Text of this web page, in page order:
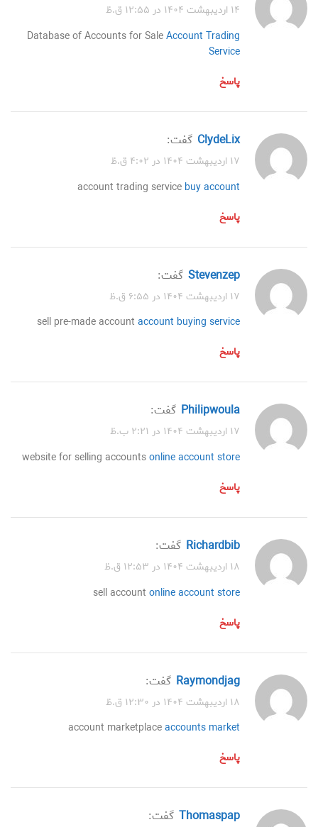
۱۴ اردیبهشت ۱۴۰۴ در ۱۲:۵۵ ق.ظ
Database of Accounts for SaleAccount Trading
Service
پاسخ
ClydeLix گفت:
۱۷ اردیبهشت ۱۴۰۴ در ۴:۰۲ ق.ظ
account trading service buy account
پاسخ
Stevenzep گفت:
۱۷ اردیبهشت ۱۴۰۴ در ۶:۵۵ ق.ظ
sell pre-made account account buying service
پاسخ
Philipwoula گفت:
۱۷ اردیبهشت ۱۴۰۴ در ۲:۲۱ ب.ظ
website for selling accountsonline account store
پاسخ
Richardbib گفت:
۱۸ اردیبهشت ۱۴۰۴ در ۱۲:۵۳ ق.ظ
sell account online account store
پاسخ
Raymondjag گفت:
۱۸ اردیبهشت ۱۴۰۴ در ۱۲:۳۰ ق.ظ
account marketplaceaccounts market
پاسخ
Thomaspap گفت: